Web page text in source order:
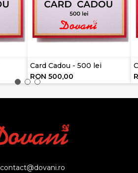
Card Cadou - 500 lei
RON 500,00
contact@dovani.ro